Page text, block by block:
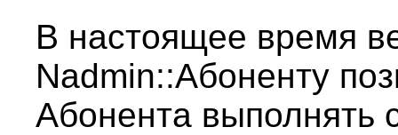
В настоящее время
Nadmin::Абоненту
Абонента выполнять